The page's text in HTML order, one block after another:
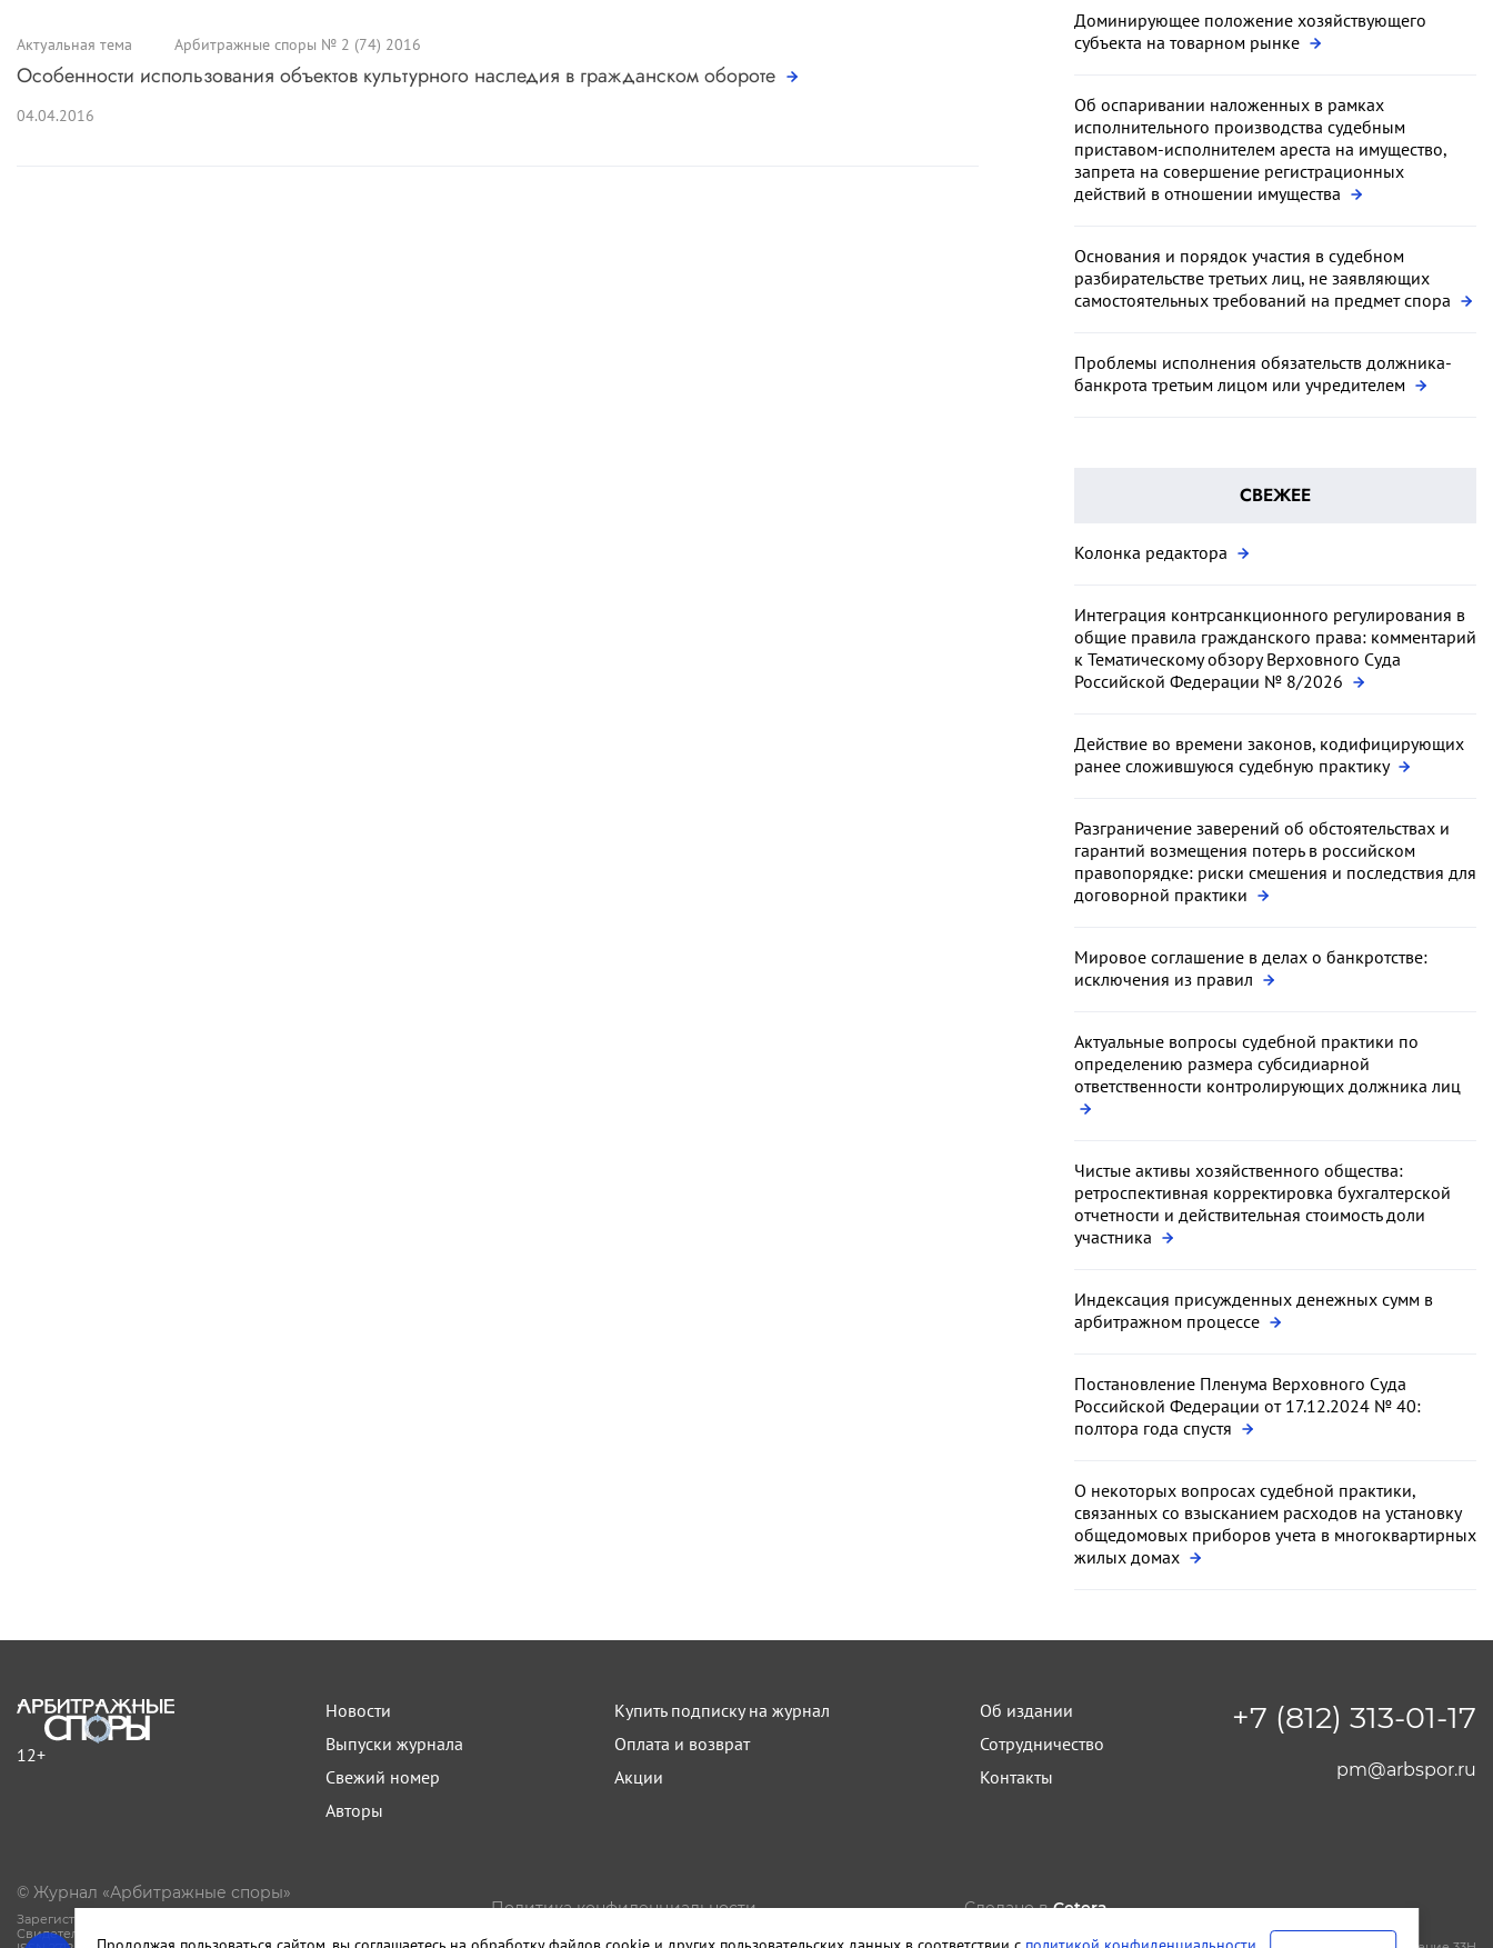
Актуальная тема Арбитражные споры № 2 (74) 2016
Особенности использования объектов культурного наследия в гражданском обороте
04.04.2016
Доминирующее положение хозяйствующего
субъекта на товарном рынке
Об оспаривании наложенных в рамках
исполнительного производства судебным
приставом-исполнителем ареста на имущество,
запрета на совершение регистрационных
действий в отношении имущества
Основания и порядок участия в судебном
разбирательстве третьих лиц, не заявляющих
самостоятельных требований на предмет спора
Проблемы исполнения обязательств должника-
банкрота третьим лицом или учредителем
СВЕЖЕЕ
Колонка редактора
Интеграция контрсанкционного регулирования в
общие правила гражданского права: комментарий
к Тематическому обзору Верховного Суда
Российской Федерации № 8/2026
Действие во времени законов, кодифицирующих
ранее сложившуюся судебную практику
Разграничение заверений об обстоятельствах и
гарантий возмещения потерь в российском
правопорядке: риски смешения и последствия для
договорной практики
Мировое соглашение в делах о банкротстве:
исключения из правил
Актуальные вопросы судебной практики по
определению размера субсидиарной
ответственности контролирующих должника лиц
Чистые активы хозяйственного общества:
ретроспективная корректировка бухгалтерской
отчетности и действительная стоимость доли
участника
Индексация присужденных денежных сумм в
арбитражном процессе
Постановление Пленума Верховного Суда
Российской Федерации от 17.12.2024 № 40:
полтора года спустя
О некоторых вопросах судебной практики,
связанных со взысканием расходов на установку
общедомовых приборов учета в многоквартирных
жилых домах
12+
Новости
Выпуски журнала
Свежий номер
Авторы
Купить подписку на журнал
Оплата и возврат
Акции
Об издании
Сотрудничество
Контакты
+7 (812) 313-01-17
pm@arbspor.ru
© Журнал «Арбитражные споры»
Зарегистрирован Роскомнадзором.
Свидетельство Эл № ФС77-81594 от 06.08.2021.
Политика конфиденциальности
Сделано вCetera